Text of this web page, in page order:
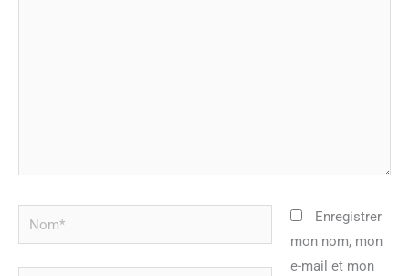
Nom*
Enregistrer
mon nom, mon
e-mail et mon